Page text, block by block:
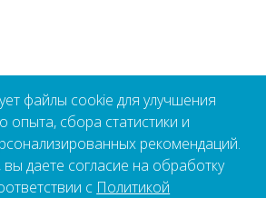
21А
файлы cookie для улучшения
опыта, сбора статистики и
рекомендаций.
даете согласие на обработку
с Политикой